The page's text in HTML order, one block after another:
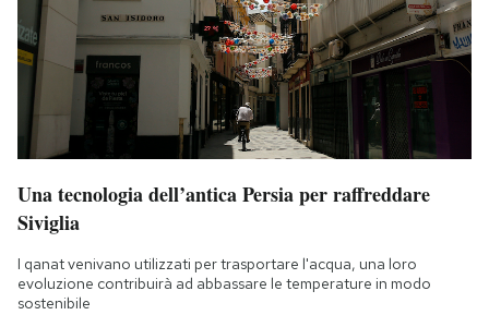
Una tecnologia dell’antica Persia per raffreddare
Siviglia
I qanat venivano utilizzati per trasportare l'acqua, una loro
evoluzione contribuirà ad abbassare le temperature in modo
sostenibile